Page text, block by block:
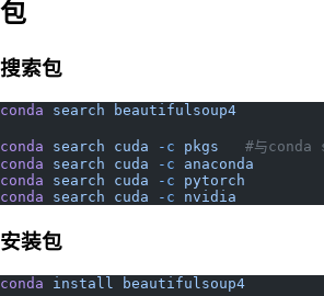
包
搜索包
conda search beautifulsoup4
conda search cuda -c pkgs
#与conda
conda search cuda -c anaconda
conda search cuda -c pytorch
conda search cuda -c nvidia
安装包
conda install
beautifulsoup4